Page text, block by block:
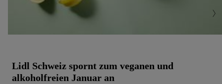
Lidl Schweiz spornt zum veganen und
alkoholfreien Januar an